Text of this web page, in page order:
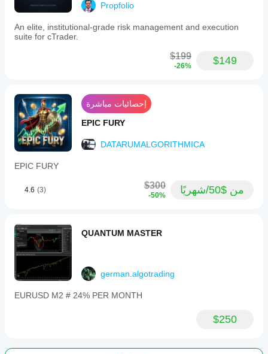
Propfolio
An elite, institutional-grade risk management and execution
suite for cTrader.
$199
-26% $149
إحصائيات مباشرة
EPIC FURY
DATARUMALGORITHMICA
EPIC FURY
4.6 (3) $300
-50% من $50/شهريًا
QUANTUM MASTER
german.algotrading
EURUSD M2 # 24% PER MONTH
$250